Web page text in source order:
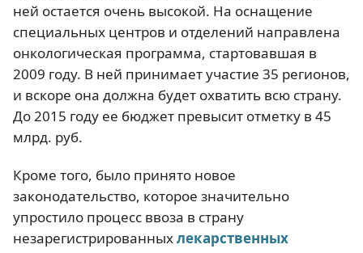
ней остается очень высокой. На оснащение
специальных центров и отделений направлена
онкологическая программа, стартовавшая в
2009 году. В ней принимает участие 35 регионов,
и вскоре она должна будет охватить всю страну.
До 2015 году ее бюджет превысит отметку в 45
млрд. руб.
Кроме того, было принято новое
законодательство, которое значительно
упростило процесс ввоза в страну
незарегистрированныхлекарственных